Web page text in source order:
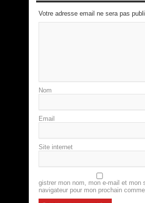
Votre adresse email ne sera pas
Nom
Email
Site internet
gistrer mon nom, mon e-mail et mon
navigateur pour mon prochain